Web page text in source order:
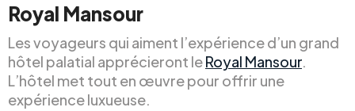
Royal Mansour
Les voyageurs qui aiment l’expérience d’un grand
hôtel palatial apprécieront leRoyal Mansour.
L’hôtel met tout en œuvre pour offrir une
expérience luxueuse.